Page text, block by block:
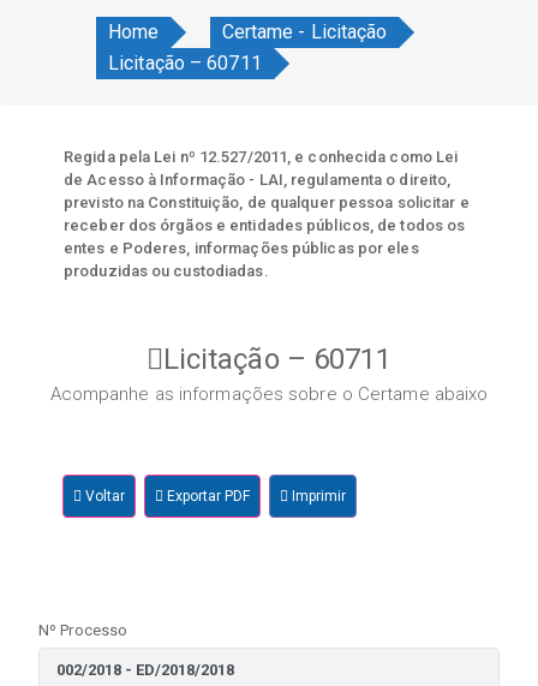
Home
Certame - Licitação
Licitação – 60711
Regida pela Lei nº 12.527/2011, e conhecida como Lei
de Acesso à Informação - LAI, regulamenta o direito,
previsto na Constituição, de qualquer pessoa solicitar e
receber dos órgãos e entidades públicos, de todos os
entes e Poderes, informações públicas por eles
produzidas ou custodiadas.
Licitação – 60711
Acompanhe as informações sobre o Certame abaixo
Voltar Exportar PDF Imprimir
Nº Processo